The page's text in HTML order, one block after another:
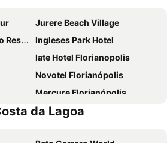
Jurere Beach Village
Ingleses Park Hotel
Iate Hotel Florianopolis
Novotel Florianópolis
Mercure Florianópolis
ibis Florianopolis
da Lagoa